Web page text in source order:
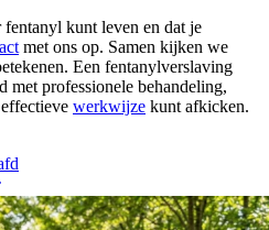
kunt leven en dat je
met ons op. Samen kijken we
Een fentanylverslaving
met professionele behandeling,
werkwijze kunt afkicken.